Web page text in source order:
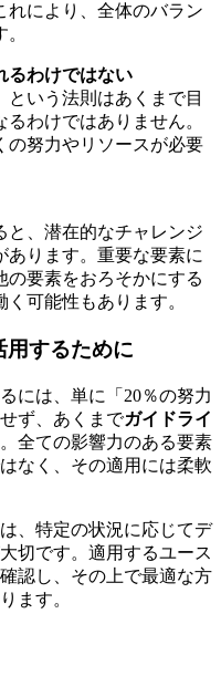
れにより、全体のバラン
るわけではない
という法則はあくまで目
わけではありません。
の努力やリソースが必要
と、潜在的なチャレンジ
あります。重要な要素に
の要素をおろそかにする
可能性もあります。
用するために
には、単に「20％の努力
ず、あくまでガイドライ
全ての影響力のある要素
なく、その適用には柔軟
、特定の状況に応じてデ
切です。適用するユース
認し、その上で最適な方
ます。